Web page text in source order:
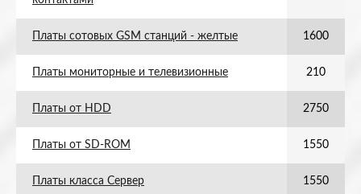
Платы сотовых GSM станций - желтые 1600
Платы мониторные и телевизионные 210
Платы от HDD 2750
Платы от SD-ROM 1550
Платы класса Сервер 1550